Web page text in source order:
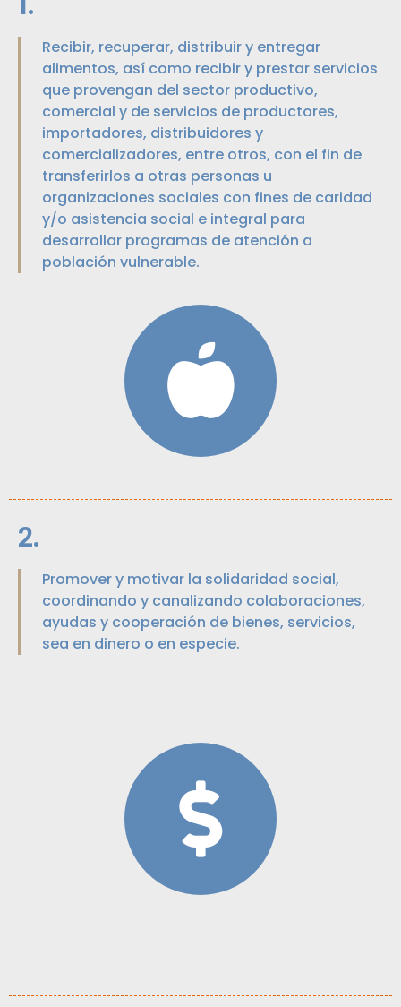
Recibir, recuperar, distribuir y entregar
alimentos, así como recibir y prestar servicios
que provengan del sector productivo,
comercial y de servicios de productores,
importadores, distribuidores y
comercializadores, entre otros, con el fin de
transferirlos a otras personas u
organizaciones sociales con fines de caridad
y/o asistencia social e integral para
desarrollar programas de atención a
población vulnerable.
2.
Promover y motivar la solidaridad social,
coordinando y canalizando colaboraciones,
ayudas y cooperación de bienes, servicios,
sea en dinero o en especie.